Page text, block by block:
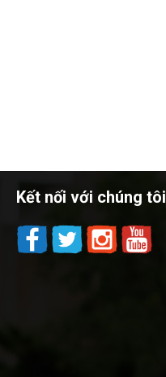
Kết nối với chúng tôi